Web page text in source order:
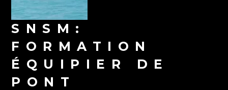
SNSM:
FORMATION
ÉQUIPIER DE
PONT